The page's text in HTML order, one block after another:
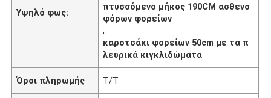
Υψηλό φως:
πτυσσόμενο μήκος 190CM ασθενο
φόρων φορείων
,
καροτσάκι φορείων 50cm με τα π
λευρικά κιγκλιδώματα
Όροι πληρωμής T/T